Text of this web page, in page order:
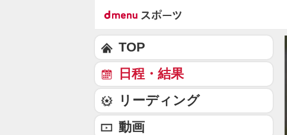
TOP
日程・結果
リーディング
動画